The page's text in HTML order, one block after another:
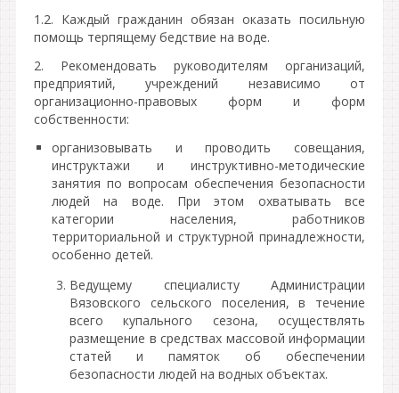
1.2. Каждый гражданин обязан оказать посильную
помощь терпящему бедствие на воде.
2. Рекомендовать руководителям организаций,
предприятий, учреждений независимо от
организационно-правовых форм и форм
собственности:
организовывать и проводить совещания,
инструктажи и инструктивно-методические
занятия по вопросам обеспечения безопасности
людей на воде. При этом охватывать все
категории населения, работников
территориальной и структурной принадлежности,
особенно детей.
Ведущему специалисту Администрации
Вязовского сельского поселения, в течение
всего купального сезона, осуществлять
размещение в средствах массовой информации
статей и памяток об обеспечении
безопасности людей на водных объектах.